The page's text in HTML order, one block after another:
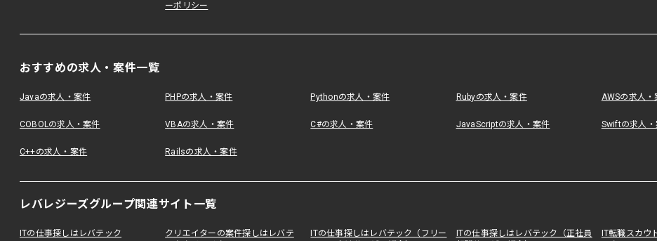
ーポリシー
おすすめの求人・案件一覧
Javaの求人・案件 PHPの求人・案件 Pythonの求人・案件 Rubyの求人・案件 AWSの求人・
COBOLの求人・案件 VBAの求人・案件 C#の求人・案件 JavaScriptの求人・案件 Swiftの求人・
C++の求人・案件 Railsの求人・案件
レバレジーズグループ関連サイト一覧
ITの仕事探しはレバテック
クリエイターの案件探しはレバテ
ITの仕事探しはレバテック（フリー
ITの仕事探しはレバテック（正社員
IT転職スカウ